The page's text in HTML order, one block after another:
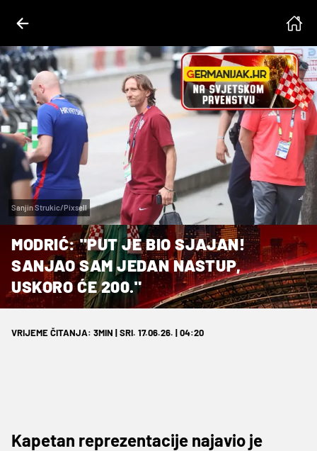
Sanjin Strukic/Pixsell
MODRIĆ: "PUT JE BIO SJAJAN!
SANJAO SAM JEDAN NASTUP,
USKORO ĆE 200."
VRIJEME ČITANJA: 3MIN | SRI. 17.06.26. | 04:20
Kapetan reprezentacije najavio je